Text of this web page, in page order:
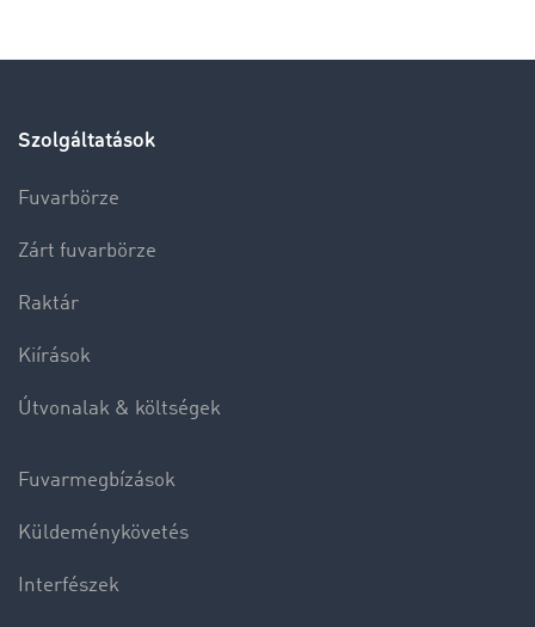
Szolgáltatások
Fuvarbörze
Zárt fuvarbörze
Raktár
Kiírások
Útvonalak & költségek
Fuvarmegbízások
Küldeménykövetés
Interfészek